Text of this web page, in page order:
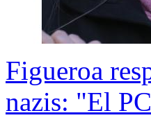
Figueroa
nazis: "El